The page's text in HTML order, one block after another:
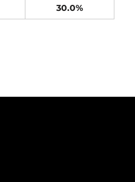
30.0%